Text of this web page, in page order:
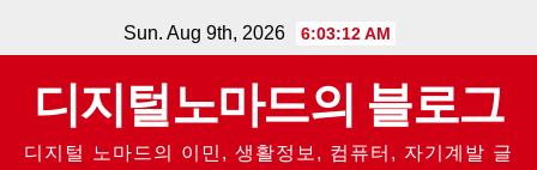
to
content
Sun. Aug 9th, 2026 6:03:12 AM
디지털노마드의 블로그
디지털 노마드의 이민, 생활정보, 컴퓨터, 자기계발 글